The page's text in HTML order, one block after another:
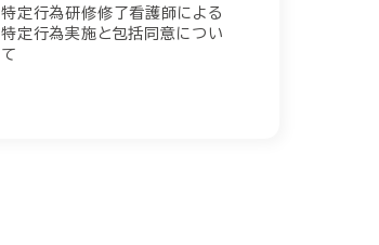
特定行為研修修了看護師による
特定行為実施と包括同意につい
て